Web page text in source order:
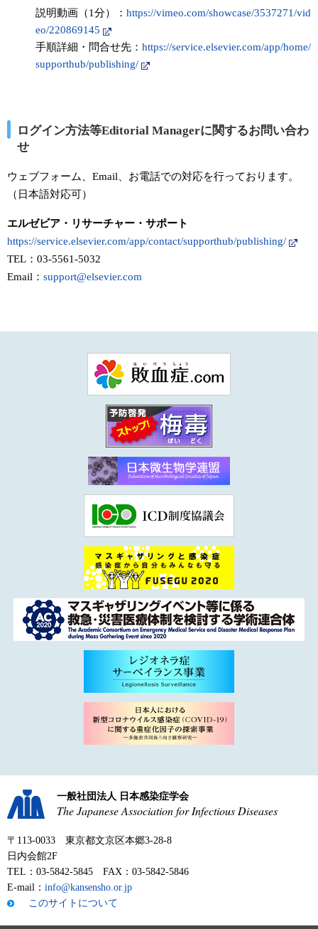
説明動画（1分）： https://vimeo.com/showcase/3537271/vid
eo/220869145
手順詳細・問合せ先： https://service.elsevier.com/app/home/
supporthub/publishing/
ログイン方法等Editorial Managerに関するお問い合わ
せ
ウェブフォーム、Email、お電話での対応を行っております。
（日本語対応可）
エルゼビア・リサーチャー・サポート
https://service.elsevier.com/app/contact/supporthub/publishing/
TEL：03-5561-5032
Email： support@elsevier.com
一般社団法人 日本感染症学会
The Japanese Association for Infectious Diseases
〒113-0033 東京都文京区本郷3-28-8
日内会館2F
TEL：03-5842-5845 FAX：03-5842-5846
E-mail： info@kansensho.or.jp
このサイトについて